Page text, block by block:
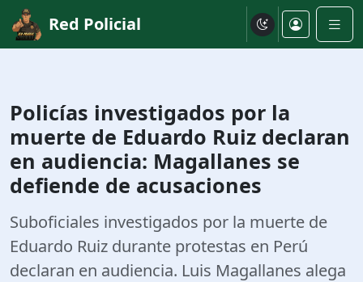
Red Policial
Policías investigados por la
muerte de Eduardo Ruiz declaran
en audiencia: Magallanes se
defiende de acusaciones
Suboficiales investigados por la muerte de
Eduardo Ruiz durante protestas en Perú
declaran en audiencia. Luis Magallanes alega